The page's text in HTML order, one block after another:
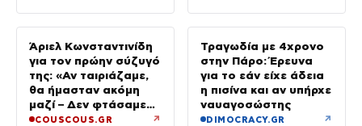
Άριελ Κωνσταντινίδη
για τον πρώην σύζυγό
της: «Αν ταιριάζαμε,
θα ήμασταν ακόμη
μαζί – Δεν φτάσαμε
ποτέ στα δικαστήρια»
COUSCOUS.GR ↗
Τραγωδία με 4χρονο
στην Πάρο: Έρευνα
για το εάν είχε άδεια
η πισίνα και αν υπήρχε
ναυαγοσώστης
DIMOCRACY.GR ↗